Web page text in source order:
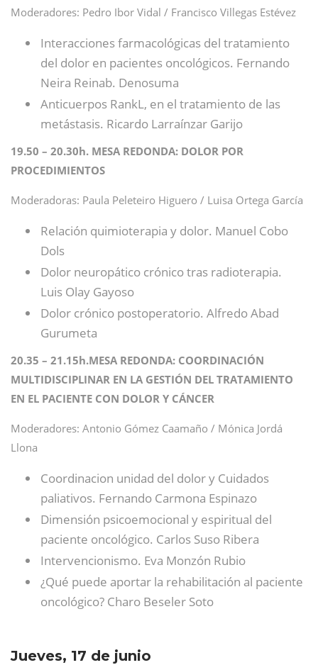
Moderadores: Pedro Ibor Vidal / Francisco Villegas Estévez
Interacciones farmacológicas del tratamiento
del dolor en pacientes oncológicos. Fernando
Neira Reinab. Denosuma
Anticuerpos RankL, en el tratamiento de las
metástasis. Ricardo Larraínzar Garijo
19.50 – 20.30h. MESA REDONDA: DOLOR POR
PROCEDIMIENTOS
Moderadoras: Paula Peleteiro Higuero / Luisa Ortega García
Relación quimioterapia y dolor. Manuel Cobo
Dols
Dolor neuropático crónico tras radioterapia.
Luis Olay Gayoso
Dolor crónico postoperatorio. Alfredo Abad
Gurumeta
20.35 – 21.15h.MESA REDONDA: COORDINACIÓN
MULTIDISCIPLINAR EN LA GESTIÓN DEL TRATAMIENTO
EN EL PACIENTE CON DOLOR Y CÁNCER
Moderadores: Antonio Gómez Caamaño / Mónica Jordá
Llona
Coordinacion unidad del dolor y Cuidados
paliativos. Fernando Carmona Espinazo
Dimensión psicoemocional y espiritual del
paciente oncológico. Carlos Suso Ribera
Intervencionismo. Eva Monzón Rubio
¿Qué puede aportar la rehabilitación al paciente
oncológico? Charo Beseler Soto
Jueves, 17 de junio